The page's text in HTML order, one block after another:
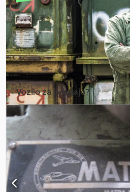
sprememb, vmesne prodaje ter napak.
Vozilo za prodajo?
Ustvari oglas